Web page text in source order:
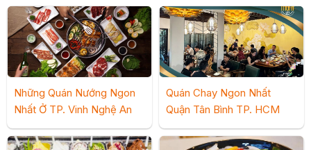
Những Quán Nướng Ngon
Nhất Ở TP. Vinh Nghệ An
Quán Chay Ngon Nhất
Quận Tân Bình TP. HCM